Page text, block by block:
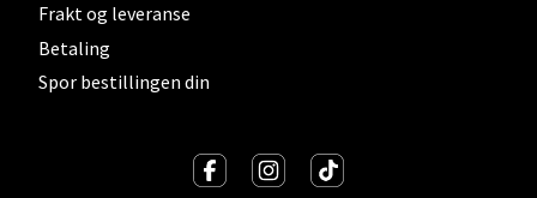
Frakt og leveranse
Betaling
Spor bestillingen din
Falkenborgveien 5, 7044 Trondheim